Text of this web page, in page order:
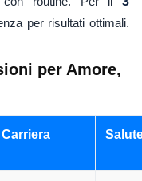
per risultati ottimali.
per Amore,
Carriera